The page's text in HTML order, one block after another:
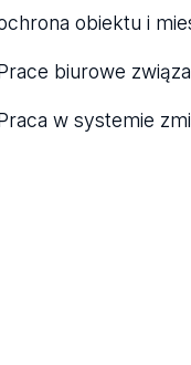
obiektu i
biurowe
w systemie